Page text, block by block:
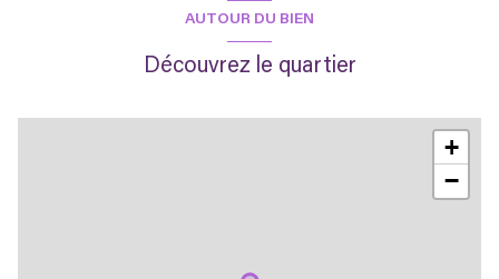
AUTOUR DU BIEN
Découvrez le quartier
+
−